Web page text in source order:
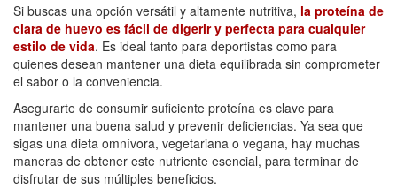
Si buscas una opción versátil y altamente nutritiva, la proteína de
clara de huevo es fácil de digerir y perfecta para cualquier
estilo de vida. Es ideal tanto para deportistas como para
quienes desean mantener una dieta equilibrada sin comprometer
el sabor o la conveniencia.
Asegurarte de consumir suficiente proteína es clave para
mantener una buena salud y prevenir deficiencias. Ya sea que
sigas una dieta omnívora, vegetariana o vegana, hay muchas
maneras de obtener este nutriente esencial, para terminar de
disfrutar de sus múltiples beneficios.